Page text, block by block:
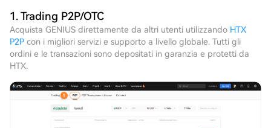
1. Trading P2P/OTC
Acquista GENIUS direttamente da altri utenti utilizzando HTX
P2P con i migliori servizi e supporto a livello globale. Tutti gli
ordini e le transazioni sono depositati in garanzia e protetti da
HTX.